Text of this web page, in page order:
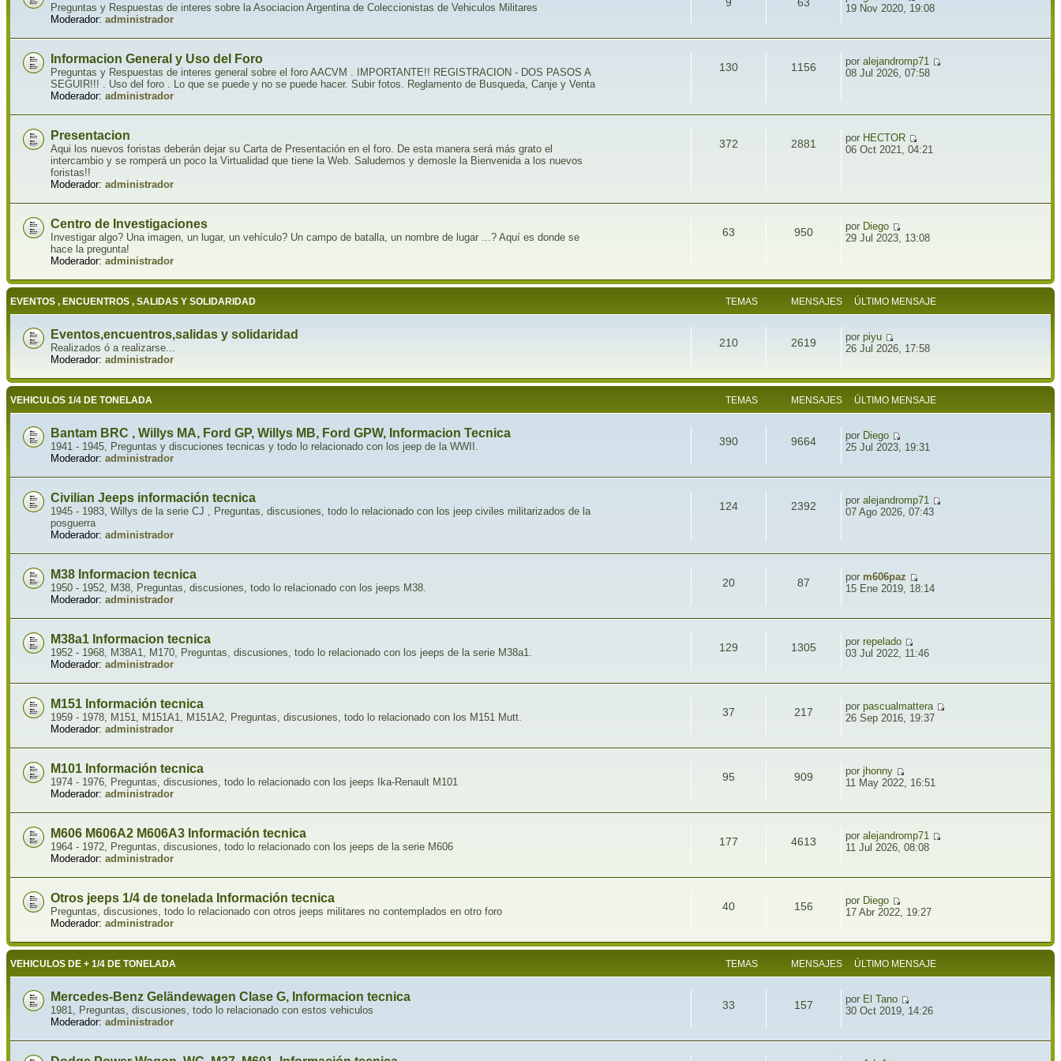
Preguntas y Respuestas de interes sobre la Asociacion Argentina de Coleccionistas de Vehiculos Militares
Moderador: administrador
19 Nov 2020, 19:08
Informacion General y Uso del Foro
Preguntas y Respuestas de interes general sobre el foro AACVM . IMPORTANTE!! REGISTRACION - DOS PASOS A
SEGUIR!!! . Uso del foro . Lo que se puede y no se puede hacer. Subir fotos. Reglamento de Busqueda, Canje y Venta
Moderador: administrador
130 1156 por alejandromp71
08 Jul 2026, 07:58
Presentacion
Aqui los nuevos foristas deberán dejar su Carta de Presentación en el foro. De esta manera será más grato el
intercambio y se romperá un poco la Virtualidad que tiene la Web. Saludemos y demosle la Bienvenida a los nuevos
foristas!!
Moderador: administrador
372 2881 por HECTOR
06 Oct 2021, 04:21
Centro de Investigaciones
Investigar algo? Una imagen, un lugar, un vehículo? Un campo de batalla, un nombre de lugar ...? Aquí es donde se
hace la pregunta!
Moderador: administrador
63 950 por Diego
29 Jul 2023, 13:08
EVENTOS , ENCUENTROS , SALIDAS Y SOLIDARIDAD TEMAS MENSAJES ÚLTIMO MENSAJE
Eventos,encuentros,salidas y solidaridad
Realizados ó a realizarse...
Moderador: administrador
210 2619 por piyu
26 Jul 2026, 17:58
VEHICULOS 1/4 DE TONELADA TEMAS MENSAJES ÚLTIMO MENSAJE
Bantam BRC , Willys MA, Ford GP, Willys MB, Ford GPW, Informacion Tecnica
1941 - 1945, Preguntas y discuciones tecnicas y todo lo relacionado con los jeep de la WWII.
Moderador: administrador
390 9664 por Diego
25 Jul 2023, 19:31
Civilian Jeeps información tecnica
1945 - 1983, Willys de la serie CJ , Preguntas, discusiones, todo lo relacionado con los jeep civiles militarizados de la
posguerra
Moderador: administrador
124 2392 por alejandromp71
07 Ago 2026, 07:43
M38 Informacion tecnica
1950 - 1952, M38, Preguntas, discusiones, todo lo relacionado con los jeeps M38.
Moderador: administrador
20 87 por m606paz
15 Ene 2019, 18:14
M38a1 Informacion tecnica
1952 - 1968, M38A1, M170, Preguntas, discusiones, todo lo relacionado con los jeeps de la serie M38a1.
Moderador: administrador
129 1305 por repelado
03 Jul 2022, 11:46
M151 Información tecnica
1959 - 1978, M151, M151A1, M151A2, Preguntas, discusiones, todo lo relacionado con los M151 Mutt.
Moderador: administrador
37 217 por pascualmattera
26 Sep 2016, 19:37
M101 Información tecnica
1974 - 1976, Preguntas, discusiones, todo lo relacionado con los jeeps Ika-Renault M101
Moderador: administrador
95 909 por jhonny
11 May 2022, 16:51
M606 M606A2 M606A3 Información tecnica
1964 - 1972, Preguntas, discusiones, todo lo relacionado con los jeeps de la serie M606
Moderador: administrador
177 4613 por alejandromp71
11 Jul 2026, 08:08
Otros jeeps 1/4 de tonelada Información tecnica
Preguntas, discusiones, todo lo relacionado con otros jeeps militares no contemplados en otro foro
Moderador: administrador
40 156 por Diego
17 Abr 2022, 19:27
VEHICULOS DE + 1/4 DE TONELADA TEMAS MENSAJES ÚLTIMO MENSAJE
Mercedes-Benz Geländewagen Clase G, Informacion tecnica
1981, Preguntas, discusiones, todo lo relacionado con estos vehiculos
Moderador: administrador
33 157 por El Tano
30 Oct 2019, 14:26